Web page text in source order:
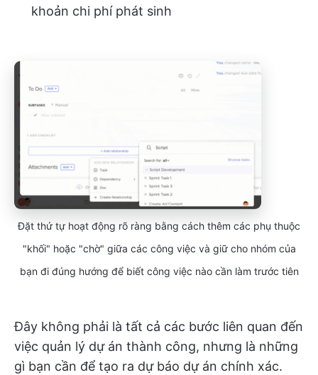
khoản chi phí phát sinh
Đặt thứ tự hoạt động rõ ràng bằng cách thêm các phụ thuộc
"khối" hoặc "chờ" giữa các công việc và giữ cho nhóm của
bạn đi đúng hướng để biết công việc nào cần làm trước tiên
Đây không phải là tất cả các bước liên quan đến
việc quản lý dự án thành công, nhưng là những
gì bạn cần để tạo ra dự báo dự án chính xác.